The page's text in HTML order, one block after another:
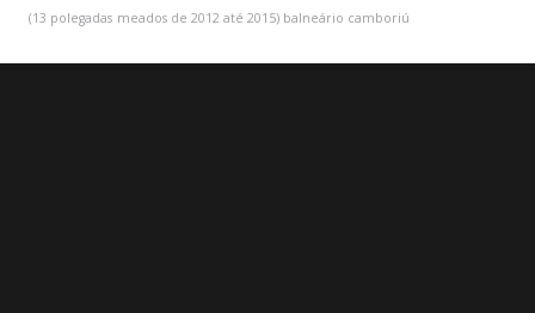
(13 polegadas meados de 2012 até 2015) balneário camboriú